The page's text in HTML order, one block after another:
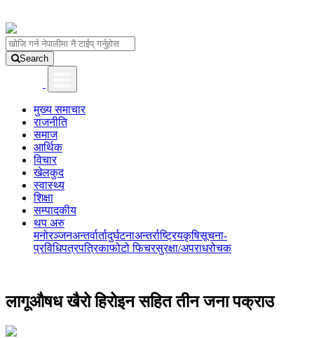
Search
मुख्य समाचार
राजनीति
समाज
आर्थिक
विचार
खेलकुद
स्वास्थ्य
शिक्षा
सम्पादकीय
थप अरु
मनोरञ्जनअन्तर्वार्तादुर्घटनाअन्तर्राष्ट्रियकृषिसूचना-
प्रविधिपत्रपत्रिकाफोटो फिचरसुरक्षा/अपराधरोचक
लागूऔषध खैरो हिरोइन सहित तीन जना पक्राउ